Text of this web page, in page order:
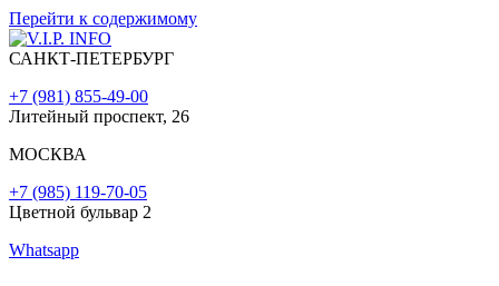
Перейти к содержимому
САНКТ-ПЕТЕРБУРГ
+7 (981) 855-49-00
Литейный проспект, 26
МОСКВА
+7 (985) 119-70-05
Цветной бульвар 2
Whatsapp